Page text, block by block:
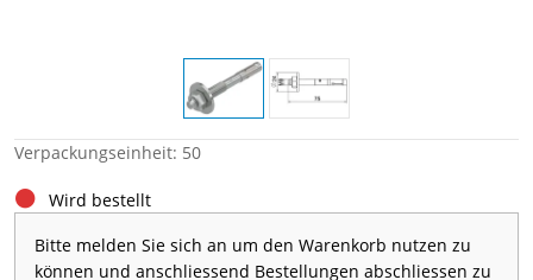
Verpackungseinheit: 50
Wird bestellt
Bitte melden Sie sich an um den Warenkorb nutzen zu
können und anschliessend Bestellungen abschliessen zu